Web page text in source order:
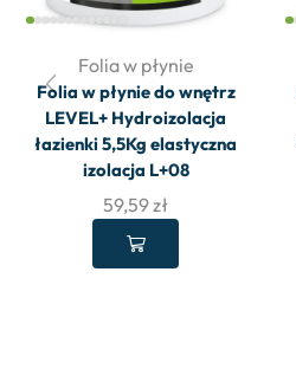
Folia w płynie
Folia w płynie do wnętrz
LEVEL+ Hydroizolacja
łazienki 5,5Kg elastyczna
izolacja L+08
59,59zł